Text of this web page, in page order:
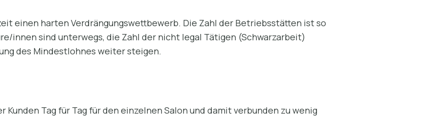
einen harten Verdrängungswettbewerb. Die Zahl der Betriebsstätten ist so
innen sind unterwegs, die Zahl der nicht legal Tätigen (Schwarzarbeit)
des Mindestlohnes weiter steigen.
Kunden Tag für Tag für den einzelnen Salon und damit verbunden zu wenig